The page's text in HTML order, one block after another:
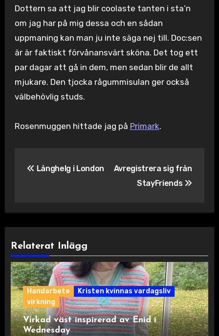
Dottern sa att jag blir coolaste tanten i sta’n
om jag har på mig dessa och en sådan
uppmaning kan man ju inte säga nej till. Doc:sen
är är faktiskt förvånansvärt sköna. Det tog ett
par dagar att gå in dem, men sedan blir de allt
mjukare. Den tjocka rågummisulan ger också
välbehövlig studs.
Rosenmuggen hittade jag på Primark.
Långhelg i London
Avregistrera sig från
StayFriends
Relaterat Inlägg
Handarbete
Kristen kvinnas vardagsliv
virkning
Virkad väst inspirerad av Enid i
Wednesday